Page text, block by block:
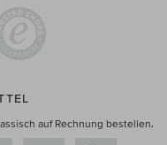
auf Rechnung bestellen.